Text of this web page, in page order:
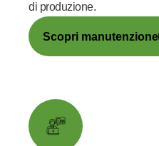
di produzione.
Scopri manutenzione